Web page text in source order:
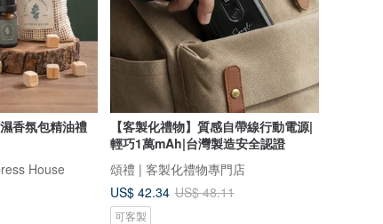
香氛包精油禮
House
【客製化禮物】質感自帶線行動電源|
輕巧1萬mAh|台灣製造安全認證
頌禮 | 客製化禮物專門店
US$ 42.34 US$ 48.11
可客製